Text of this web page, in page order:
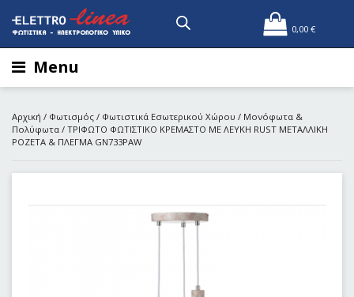
0,00 €
Menu
Αρχική / Φωτισμός / Φωτιστικά Εσωτερικού Χώρου / Μονόφωτα &
Πολύφωτα / ΤΡΙΦΩΤΟ ΦΩΤΙΣΤΙΚΟ ΚΡΕΜΑΣΤΟ ΜΕ ΛΕΥΚΗ RUST ΜΕΤΑΛΛΙΚΗ
ΡΟΖΕΤΑ & ΠΛΕΓΜΑ GN733PAW